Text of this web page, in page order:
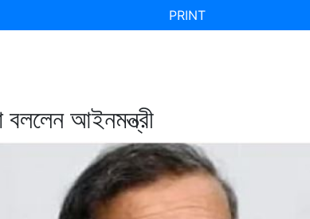
PRINT
বললেন আইনমন্ত্রী